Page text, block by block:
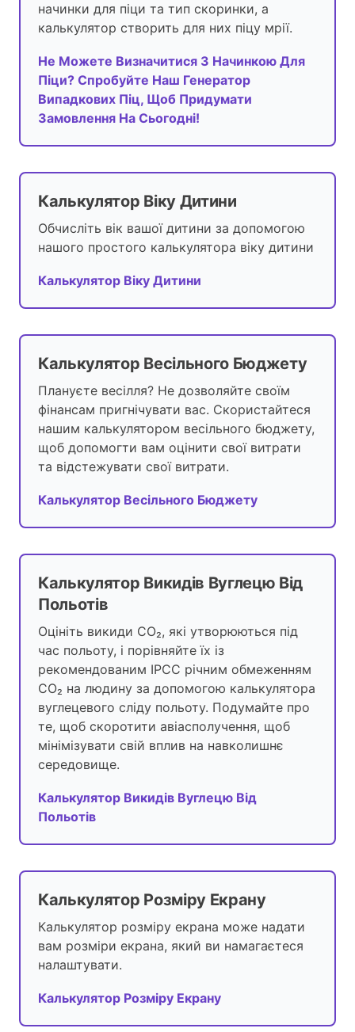
начинки для піци та тип скоринки, а
калькулятор створить для них піцу мрії.
Не Можете Визначитися З Начинкою Для
Піци? Спробуйте Наш Генератор
Випадкових Піц, Щоб Придумати
Замовлення На Сьогодні!
Калькулятор Віку Дитини
Обчисліть вік вашої дитини за допомогою
нашого простого калькулятора віку дитини
Калькулятор Віку Дитини
Калькулятор Весільного Бюджету
Плануєте весілля? Не дозволяйте своїм
фінансам пригнічувати вас. Скористайтеся
нашим калькулятором весільного бюджету,
щоб допомогти вам оцінити свої витрати
та відстежувати свої витрати.
Калькулятор Весільного Бюджету
Калькулятор Викидів Вуглецю Від
Польотів
Оцініть викиди CO₂, які утворюються під
час польоту, і порівняйте їх із
рекомендованим IPCC річним обмеженням
CO₂ на людину за допомогою калькулятора
вуглецевого сліду польоту. Подумайте про
те, щоб скоротити авіасполучення, щоб
мінімізувати свій вплив на навколишнє
середовище.
Калькулятор Викидів Вуглецю Від
Польотів
Калькулятор Розміру Екрану
Калькулятор розміру екрана може надати
вам розміри екрана, який ви намагаєтеся
налаштувати.
Калькулятор Розміру Екрану